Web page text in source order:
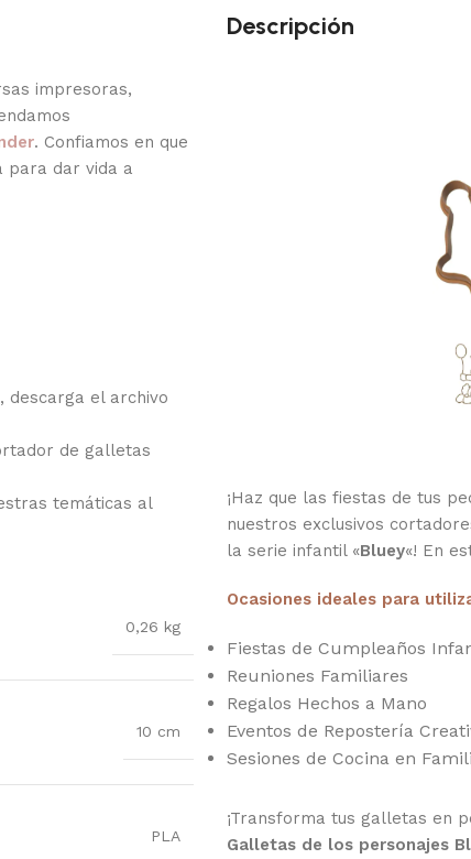
impresoras,
. Confiamos en que
para dar vida a
descarga el archivo
de galletas
temáticas al
0,26 kg
10 cm
PLA
Descripción
¡Haz que las fiestas de tus
nuestros exclusivos
la serie infantil «Bluey«! En
Ocasiones ideales para
Fiestas de Cumpleaños
Reuniones Familiares
Regalos Hechos a Mano
Eventos de Repostería
Sesiones de Cocina en
¡Transforma tus galletas en
Galletas de los personajes